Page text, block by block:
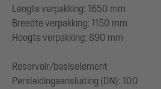
Lengte verpakking: 1650 mm
Breedte verpakking: 1150 mm
Hoogte verpakking: 890 mm
Reservoir/basiselement
Persleidingaansluiting (DN): 100